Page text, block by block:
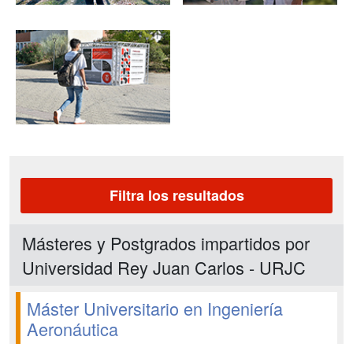
Filtra los resultados
Másteres y Postgrados impartidos por
Universidad Rey Juan Carlos - URJC
Máster Universitario en Ingeniería
Aeronáutica